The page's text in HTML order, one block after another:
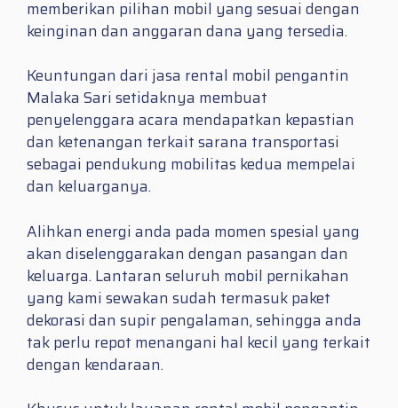
memberikan pilihan mobil yang sesuai dengan
keinginan dan anggaran dana yang tersedia.
Keuntungan dari jasa rental mobil pengantin
Malaka Sari setidaknya membuat
penyelenggara acara mendapatkan kepastian
dan ketenangan terkait sarana transportasi
sebagai pendukung mobilitas kedua mempelai
dan keluarganya.
Alihkan energi anda pada momen spesial yang
akan diselenggarakan dengan pasangan dan
keluarga. Lantaran seluruh mobil pernikahan
yang kami sewakan sudah termasuk paket
dekorasi dan supir pengalaman, sehingga anda
tak perlu repot menangani hal kecil yang terkait
dengan kendaraan.